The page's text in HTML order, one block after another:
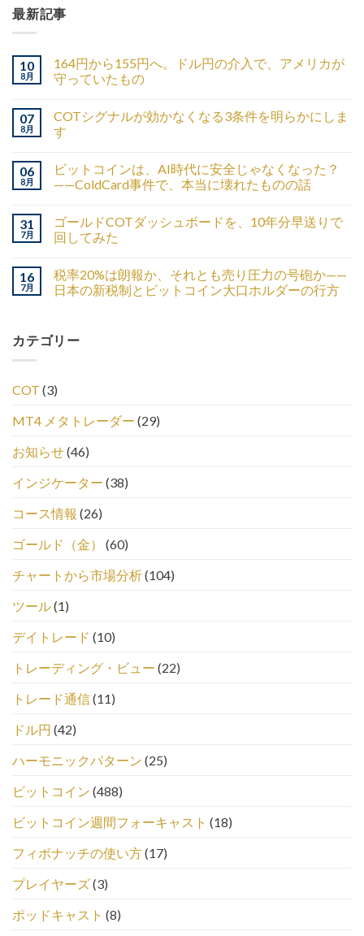
最新記事
10
8月
164円から155円へ。ドル円の介入で、アメリカが
守っていたもの
07
8月
COTシグナルが効かなくなる3条件を明らかにしま
す
06
8月
ビットコインは、AI時代に安全じゃなくなった？
——ColdCard事件で、本当に壊れたものの話
31
7月
ゴールドCOTダッシュボードを、10年分早送りで
回してみた
16
7月
税率20%は朗報か、それとも売り圧力の号砲か——
日本の新税制とビットコイン大口ホルダーの行方
カテゴリー
COT (3)
MT4 メタトレーダー (29)
お知らせ(46)
インジケーター (38)
コース情報 (26)
ゴールド（金）
(60)
チャートから市場分析(104)
ツール(1)
デイトレード (10)
トレーディング・ビュー (22)
トレード通信(11)
ドル円 (42)
ハーモニックパターン (25)
ビットコイン (488)
ビットコイン週間フォーキャスト (18)
フィボナッチの使い方(17)
プレイヤーズ(3)
ポッドキャスト (8)